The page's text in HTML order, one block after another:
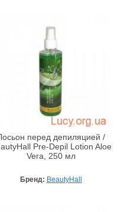
перед депиляцией /
Pre-Depil Lotion Aloe
Vera, 250 мл
Бренд: BeautyHall